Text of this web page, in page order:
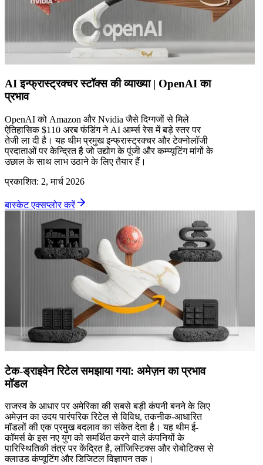
AI इन्फ्रास्ट्रक्चर स्टॉक्स की व्याख्या | OpenAI का
प्रभाव
OpenAI को Amazon और Nvidia जैसे दिग्गजों से मिले
ऐतिहासिक $110 अरब फंडिंग ने AI आर्म्स रेस में बड़े स्तर पर
तेजी ला दी है। यह थीम प्रमुख इन्फ्रास्ट्रक्चर और टेक्नोलॉजी
प्रदाताओं पर केन्द्रित है जो उद्योग के पूंजी और कम्प्यूटिंग मांगों के
उछाल के साथ लाभ उठाने के लिए तैयार हैं।
प्रकाशित: 2, मार्च 2026
बास्केट एक्सप्लोर करें
टेक-ड्राइवेन रिटेल समझाया गया: अमेज़न का प्रभाव
मॉडल
राजस्व के आधार पर अमेरिका की सबसे बड़ी कंपनी बनने के लिए
अमेज़न का उदय पारंपरिक रिटेल से विविध, तकनीक-आधारित
मॉडलों की एक प्रमुख बदलाव का संकेत देता है। यह थीम ई-
कॉमर्स के इस नए युग को समर्थित करने वाले कंपनियों के
पारिस्थितिकी तंत्र पर केंद्रित है, लॉजिस्टिक्स और रोबोटिक्स से
क्लाउड कंप्यूटिंग और डिजिटल विज्ञापन तक।